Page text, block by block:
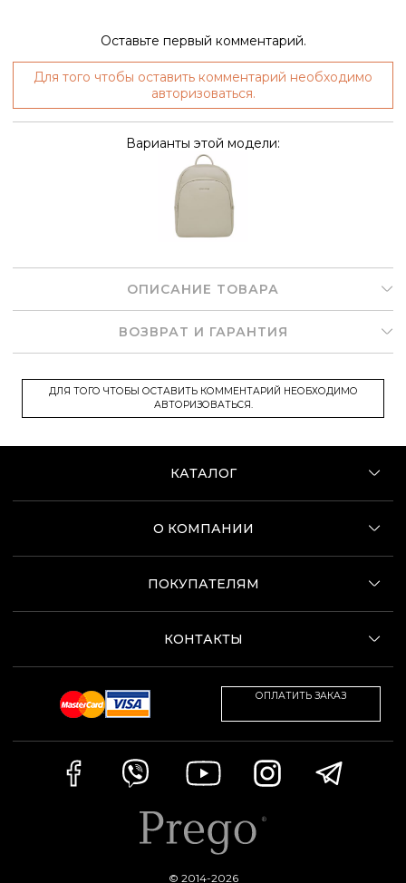
Оставьте первый комментарий.
Для того чтобы оставить комментарий необходимо
авторизоваться.
Варианты этой модели:
ОПИСАНИЕ ТОВАРА
ВОЗВРАТ И ГАРАНТИЯ
ДЛЯ ТОГО ЧТОБЫ ОСТАВИТЬ КОММЕНТАРИЙ НЕОБХОДИМО
АВТОРИЗОВАТЬСЯ.
КАТАЛОГ
О КОМПАНИИ
ПОКУПАТЕЛЯМ
КОНТАКТЫ
ОПЛАТИТЬ ЗАКАЗ
© 2014-2026